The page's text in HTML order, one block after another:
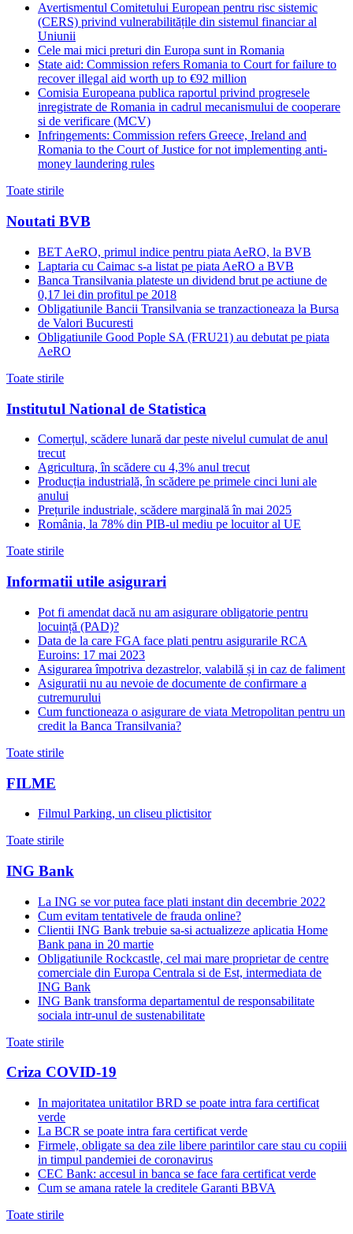
Avertismentul Comitetului European pentru risc sistemic
(CERS) privind vulnerabilitățile din sistemul financiar al
Uniunii
Cele mai mici preturi din Europa sunt in Romania
State aid: Commission refers Romania to Court for failure to
recover illegal aid worth up to €92 million
Comisia Europeana publica raportul privind progresele
inregistrate de Romania in cadrul mecanismului de cooperare
si de verificare (MCV)
Infringements: Commission refers Greece, Ireland and
Romania to the Court of Justice for not implementing anti-
money laundering rules
Toate stirile
Noutati BVB
BET AeRO, primul indice pentru piata AeRO, la BVB
Laptaria cu Caimac s-a listat pe piata AeRO a BVB
Banca Transilvania plateste un dividend brut pe actiune de
0,17 lei din profitul pe 2018
Obligatiunile Bancii Transilvania se tranzactioneaza la Bursa
de Valori Bucuresti
Obligatiunile Good Pople SA (FRU21) au debutat pe piata
AeRO
Toate stirile
Institutul National de Statistica
Comerțul, scădere lunară dar peste nivelul cumulat de anul
trecut
Agricultura, în scădere cu 4,3% anul trecut
Producția industrială, în scădere pe primele cinci luni ale
anului
Prețurile industriale, scădere marginală în mai 2025
România, la 78% din PIB-ul mediu pe locuitor al UE
Toate stirile
Informatii utile asigurari
Pot fi amendat dacă nu am asigurare obligatorie pentru
locuință (PAD)?
Data de la care FGA face plati pentru asigurarile RCA
Euroins: 17 mai 2023
Asigurarea împotriva dezastrelor, valabilă și in caz de faliment
Asiguratii nu au nevoie de documente de confirmare a
cutremurului
Cum functioneaza o asigurare de viata Metropolitan pentru un
credit la Banca Transilvania?
Toate stirile
FILME
Filmul Parking, un cliseu plictisitor
Toate stirile
ING Bank
La ING se vor putea face plati instant din decembrie 2022
Cum evitam tentativele de frauda online?
Clientii ING Bank trebuie sa-si actualizeze aplicatia Home
Bank pana in 20 martie
Obligatiunile Rockcastle, cel mai mare proprietar de centre
comerciale din Europa Centrala si de Est, intermediata de
ING Bank
ING Bank transforma departamentul de responsabilitate
sociala intr-unul de sustenabilitate
Toate stirile
Criza COVID-19
In majoritatea unitatilor BRD se poate intra fara certificat
verde
La BCR se poate intra fara certificat verde
Firmele, obligate sa dea zile libere parintilor care stau cu copiii
in timpul pandemiei de coronavirus
CEC Bank: accesul in banca se face fara certificat verde
Cum se amana ratele la creditele Garanti BBVA
Toate stirile